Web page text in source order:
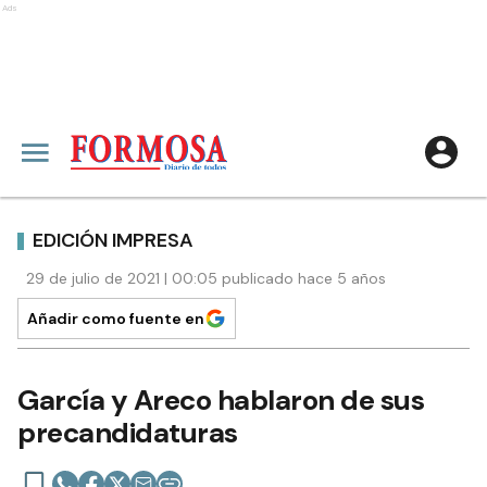
Ads
EDICIÓN IMPRESA
29 de julio de 2021 | 00:05 publicado hace 5 años
Añadir como fuente en
García y Areco hablaron de sus
precandidaturas